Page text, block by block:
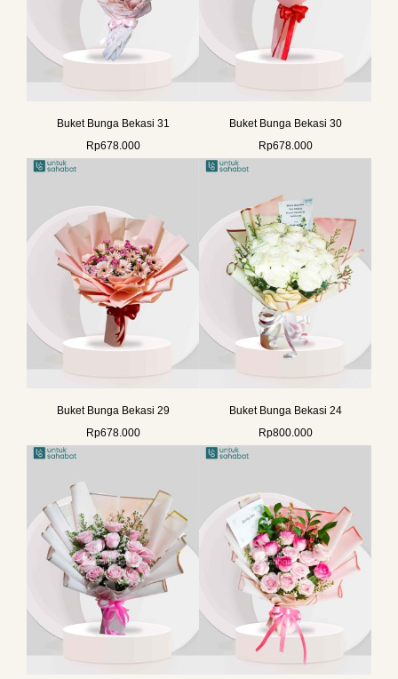
Buket Bunga Bekasi 31
Rp678.000
Buket Bunga Bekasi 30
Rp678.000
Buket Bunga Bekasi 29
Rp678.000
Buket Bunga Bekasi 24
Rp800.000